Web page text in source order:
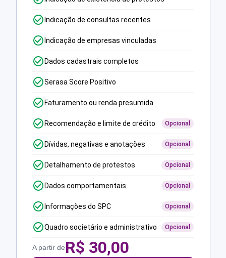
Indicação de consultas recentes
Indicação de empresas vinculadas
Dados cadastrais completos
Serasa Score Positivo
Faturamento ou renda presumida
Recomendação e limite de crédito Opcional
Dívidas, negativas e anotações Opcional
Detalhamento de protestos Opcional
Dados comportamentais Opcional
Informações do SPC Opcional
Quadro societário e administrativo Opcional
A partir deR$ 30,00